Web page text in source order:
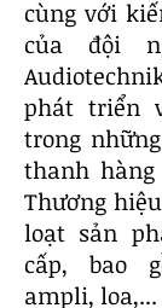
cùng với
của đội
phát triển
trong
thanh
Thương
loạt sản
cấp, bao
ampli, loa,...